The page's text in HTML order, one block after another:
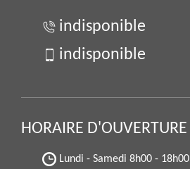
indisponible
indisponible
HORAIRE D'OUVERTURE
Lundi - Samedi 8h00 - 18h00